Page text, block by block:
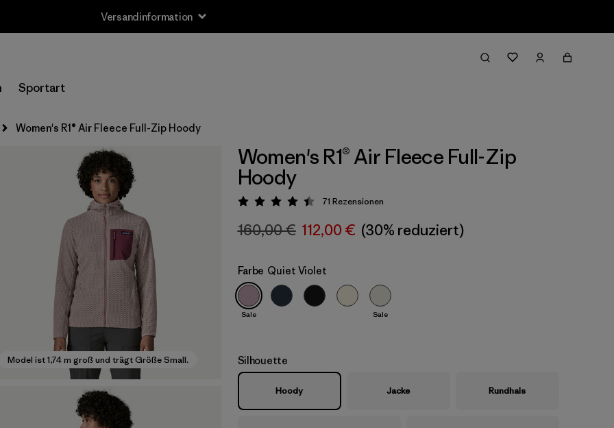
Versandinformation
Sportart
Women's R1® Air Fleece Full-Zip Hoody
Model ist 1,74 m groß und trägt Größe Small.
Women's R1® Air Fleece Full-Zip
Hoody
Bewertung: 4.5 / 5
71 Rezensionen
160,00 € 112,00 € (30% reduziert)
Farbe Quiet Violet
Sale Sale
Silhouette
Hoody Jacke Rundhals